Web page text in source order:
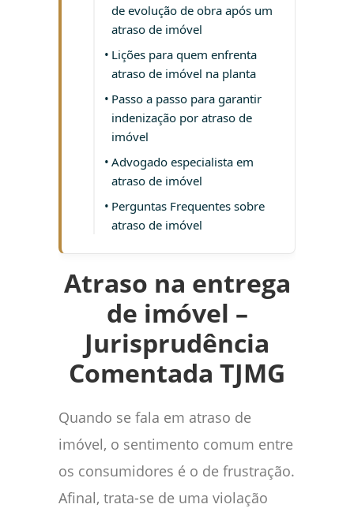
de evolução de obra após um
atraso de imóvel
Lições para quem enfrenta
atraso de imóvel na planta
Passo a passo para garantir
indenização por atraso de
imóvel
Advogado especialista em
atraso de imóvel
Perguntas Frequentes sobre
atraso de imóvel
Atraso na entrega
de imóvel –
Jurisprudência
Comentada TJMG
Quando se fala em atraso de
imóvel, o sentimento comum entre
os consumidores é o de frustração.
Afinal, trata-se de uma violação